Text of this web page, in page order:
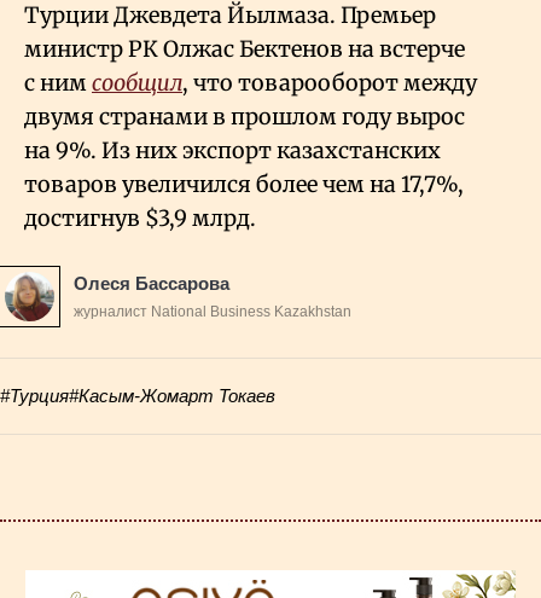
Турции Джевдета Йылмаза. Премьер
министр РК Олжас Бектенов на встерче
с нимсообщил, что товарооборот между
двумя странами в прошлом году вырос
на 9%. Из них экспорт казахстанских
товаров увеличился более чем на 17,7%,
достигнув $3,9 млрд.
Олеся Бассарова
журналист National Business Kazakhstan
#Турция#Касым-Жомарт Токаев